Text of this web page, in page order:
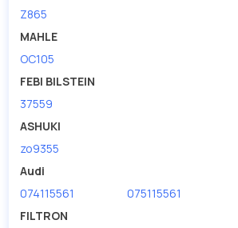
Z865
MAHLE
OC105
FEBI BILSTEIN
37559
ASHUKI
zo9355
Audi
074115561
075115561
FILTRON